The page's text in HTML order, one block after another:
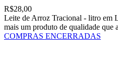
R$28,00
Leite de Arroz Tracional - litro em
mais um produto de qualidade que
COMPRAS ENCERRADAS